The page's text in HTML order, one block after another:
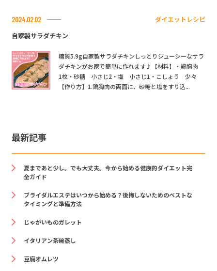
2024.02.02
ダイエットレシピ
自家製サラダチキン
糖質5.9g自家製サラダチキンしっとりジューシーなサラ
ダチキンがお家で簡単に作れます♪【材料】・鶏胸肉
1枚・砂糖 小さじ2・塩 小さじ1・こしょう 少々
【作り方】1.鶏胸肉の両面に、砂糖と塩をすり込...
最新記事
夏まであと少し。でも大丈夫。今から始める健康的ダイエット完
全ガイド
ブライダルエステはいつから始める？後悔しないためのベストな
タイミングと準備方法
じゃがいものガレット
イタリアン茶碗蒸し
豆腐オムレツ